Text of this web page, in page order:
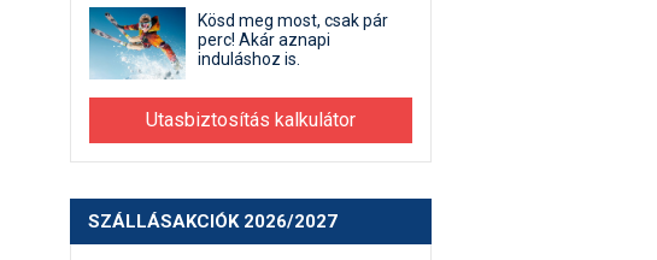
Kösd meg most, csak pár
perc! Akár aznapi
induláshoz is.
Utasbiztosítás kalkulátor
SZÁLLÁSAKCIÓK 2026/2027